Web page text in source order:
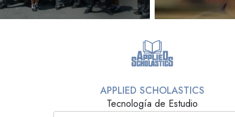
APPLIED SCHOLASTICS
Tecnología de Estudio